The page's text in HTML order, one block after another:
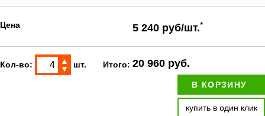
Цена 5 240 руб/шт.*
Кол-во:
▲
▼
шт. Итого: 20 960 руб.
В КОРЗИНУ
купить в один клик